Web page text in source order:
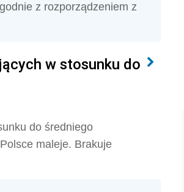
z rozporządzeniem z
w stosunku do
do średniego
maleje. Brakuje